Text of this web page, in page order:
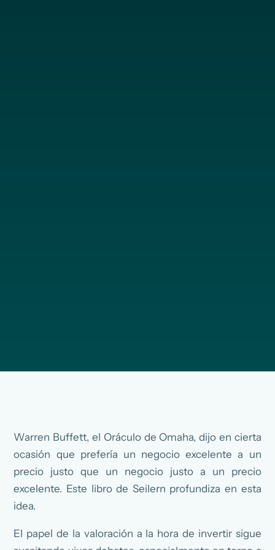
Warren Buffett, el Oráculo de Omaha, dijo en cierta
ocasión que prefería un negocio excelente a un
precio justo que un negocio justo a un precio
excelente. Este libro de Seilern profundiza en esta
idea.
El papel de la valoración a la hora de invertir sigue